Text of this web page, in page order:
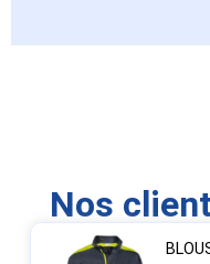
Nos